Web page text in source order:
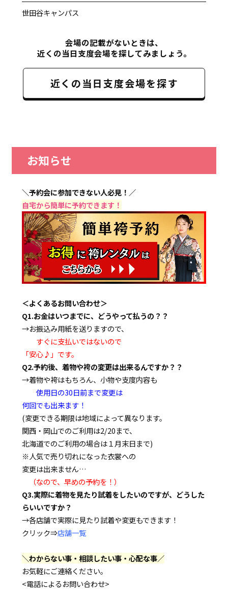
世田谷キャンパス
会場の記載がないときは、
近くの当日支度会場を探してみましょう。
近くの当日支度会場を探す
お知らせ
＼予約会に参加できない人必見！／
自宅から簡単に予約できます！
＜よくあるお問い合わせ＞
Q1.お金はいつまでに、どうやって払うの？？
→お振込み用紙を送りますので、
すぐに支払いではないので
「安心♪」です。
Q2.予約後、着物や袴の変更は出来るんですか？？
→着物や袴はもちろん、小物や支度内容も
使用日の30日前まで変更は
何回でも出来ます！
(変更できる期限は地域によって異なります。
関西・岡山でのご利用は2/20まで、
北海道でのご利用の場合は１月末日まで)
※人気で売り切れになった衣裳への
変更は出来ません…
（なので、早めの予約を！）
Q3.実際に着物を見たり試着をしたいのですが、どうした
らいいですか？
→各店舗で実際に見たり試着や変更もできます！
クリック⇒店舗一覧
＼わからない事・相談したい事・心配な事／
お気軽にご連絡ください。
<電話によるお問い合わせ>